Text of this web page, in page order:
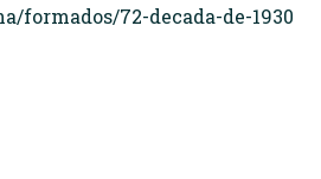
formados/72-decada-de-1930